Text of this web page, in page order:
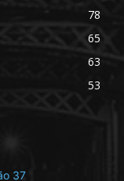
78
65
63
53